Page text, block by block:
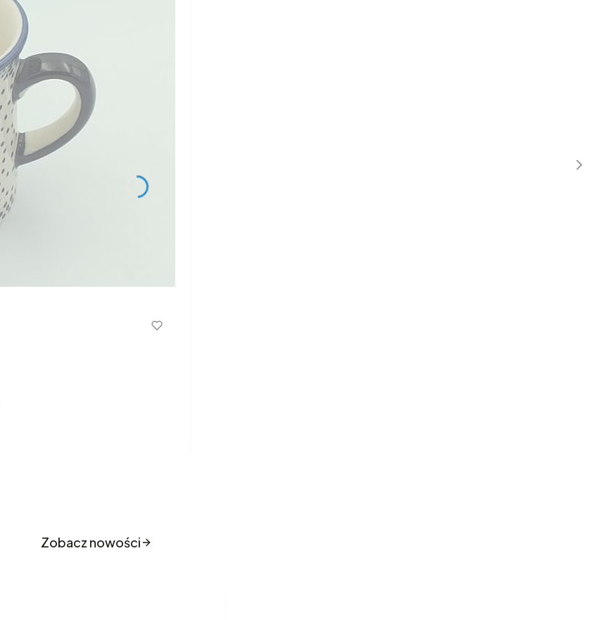
Zobacz nowości